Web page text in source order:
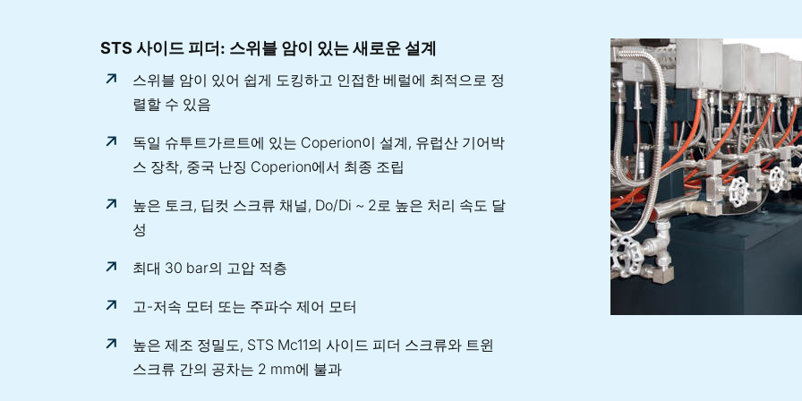
STS 사이드 피더: 스위블 암이 있는 새로운 설계
스위블 암이 있어 쉽게 도킹하고 인접한 베럴에 최적으로 정
렬할 수 있음
독일 슈투트가르트에 있는 Coperion이 설계, 유럽산 기어박
스 장착, 중국 난징 Coperion에서 최종 조립
높은 토크, 딥컷 스크류 채널, Do/Di ~ 2로 높은 처리 속도 달
성
최대 30 bar의 고압 적층
고-저속 모터 또는 주파수 제어 모터
높은 제조 정밀도, STS Mc11의 사이드 피더 스크류와 트윈
스크류 간의 공차는 2 mm에 불과